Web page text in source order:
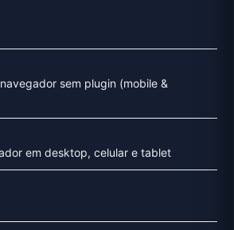
sem plugin (mobile &
em desktop, celular e tablet